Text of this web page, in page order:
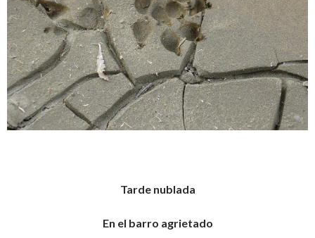
Tarde nublada
En el barro agrietado